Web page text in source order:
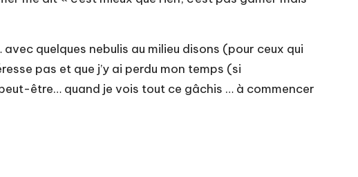
quelques nebulis au milieu disons (pour ceux qui
pas et que j’y ai perdu mon temps (si
être… quand je vois tout ce gâchis … à commencer